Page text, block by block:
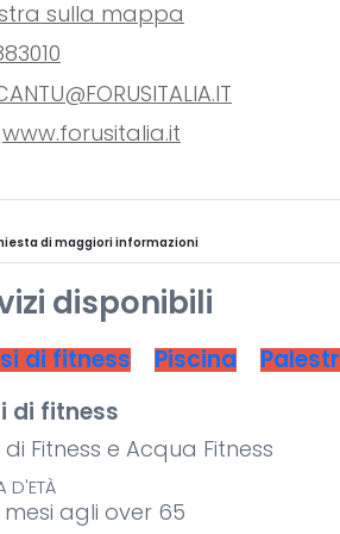
sulla mappa
www.forusitalia.it
di maggiori informazioni
disponibili
di fitness Piscina
di fitness
Fitness e Acqua Fitness
D'ETÀ
mesi agli over 65